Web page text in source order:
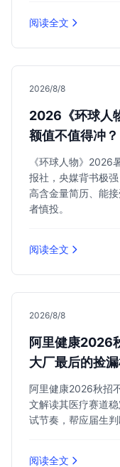
阅读全文
2026/8/8
2026《环球人
额值不值得冲？
《环球人物》2026
报社，央媒背书极
高含金量简历、能
者慎投。
阅读全文
2026/8/8
阿里健康2026
大厂最后的捡
阿里健康2026秋招
文解读其医疗赛道
试节奏，帮应届生判
阅读全文